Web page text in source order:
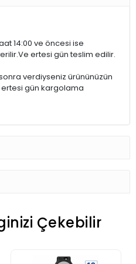
14:00 ve öncesi ise
ertesi gün teslim edilir.
verdiyseniz ürününüzün
gün kargolama
Çekebilir